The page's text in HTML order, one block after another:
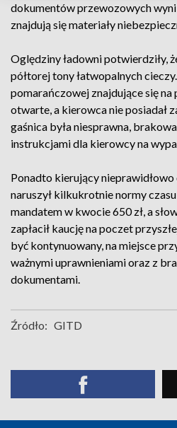
dokumentów przewozowych
znajdują się materiały
Oględziny ładowni potwierdziły,
półtorej tony łatwopalnych
pomarańczowej znajdujące się na
otwarte, a kierowca nie posiadał
gaśnica była niesprawna,
instrukcjami dla kierowcy na
Ponadto kierujący nieprawidłowo
naruszył kilkukrotnie normy
mandatem w kwocie 650 zł, a
zapłacił kaucję na poczet
być kontynuowany, na miejsce
ważnymi uprawnieniami oraz z
dokumentami.
Źródło: GITD